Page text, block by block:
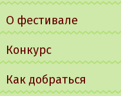
О фестивале
Конкурс
Как добраться